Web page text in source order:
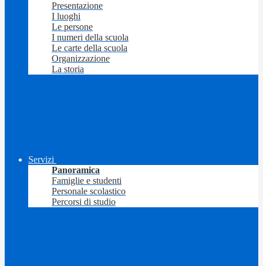
Presentazione
I luoghi
Le persone
I numeri della scuola
Le carte della scuola
Organizzazione
La storia
Servizi
Panoramica
Famiglie e studenti
Personale scolastico
Percorsi di studio